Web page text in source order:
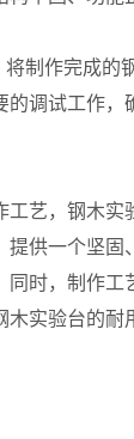
将制作完成的
的调试工作，
工艺，钢木实
提供一个坚固
同时，制作工
木实验台的耐